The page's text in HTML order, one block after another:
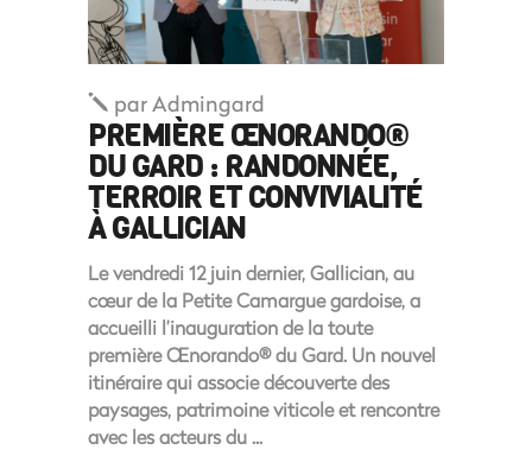
parAdmingard
PREMIÈRE ŒNORANDO®
DU GARD : RANDONNÉE,
TERROIR ET CONVIVIALITÉ
À GALLICIAN
Le vendredi 12 juin dernier, Gallician, au
cœur de la Petite Camargue gardoise, a
accueilli l’inauguration de la toute
première Œnorando® du Gard. Un nouvel
itinéraire qui associe découverte des
paysages, patrimoine viticole et rencontre
avec les acteurs du